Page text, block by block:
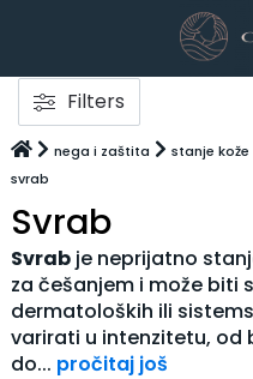
Filters
nega i zaštita
stanje kože
svrab
Svrab
Svrabje neprijatno
za češanjem i može biti
dermatoloških ili
varirati u intenzitetu, od
do... pročitaj još